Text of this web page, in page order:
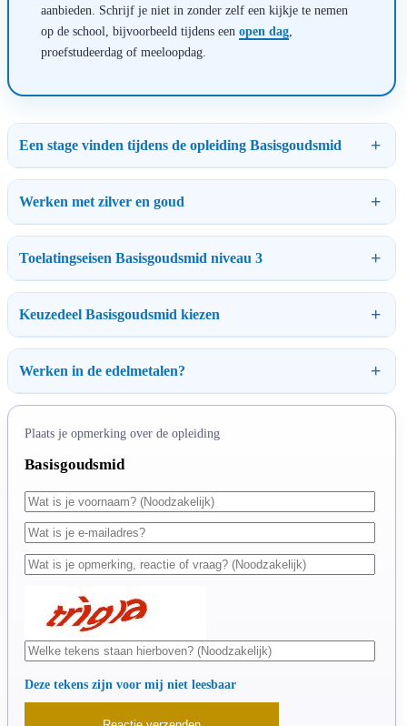
aanbieden. Schrijf je niet in zonder zelf een kijkje te nemen
op de school, bijvoorbeeld tijdens een open dag
proefstudeerdag of meeloopdag.
Een stage vinden tijdens de opleiding Basisgoudsmid
Werken met zilver en goud
Toelatingseisen Basisgoudsmid niveau 3
Keuzedeel Basisgoudsmid kiezen
Werken in de edelmetalen?
Plaats je opmerking over de opleiding
Basisgoudsmid
Deze tekens zijn voor mij niet leesbaar